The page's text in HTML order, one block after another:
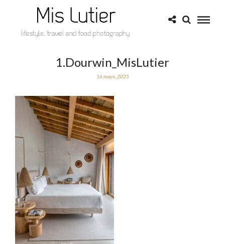
1.Dourwin_MisLutier
16 mayo, 2025